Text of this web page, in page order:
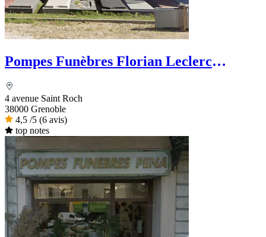
Pompes Funèbres Florian Leclerc
4 avenue Saint Roch
38000 Grenoble
4,5 /5 (6 avis)
top notes